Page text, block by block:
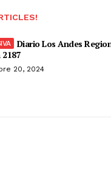
Diario Los Andes
20, 2024